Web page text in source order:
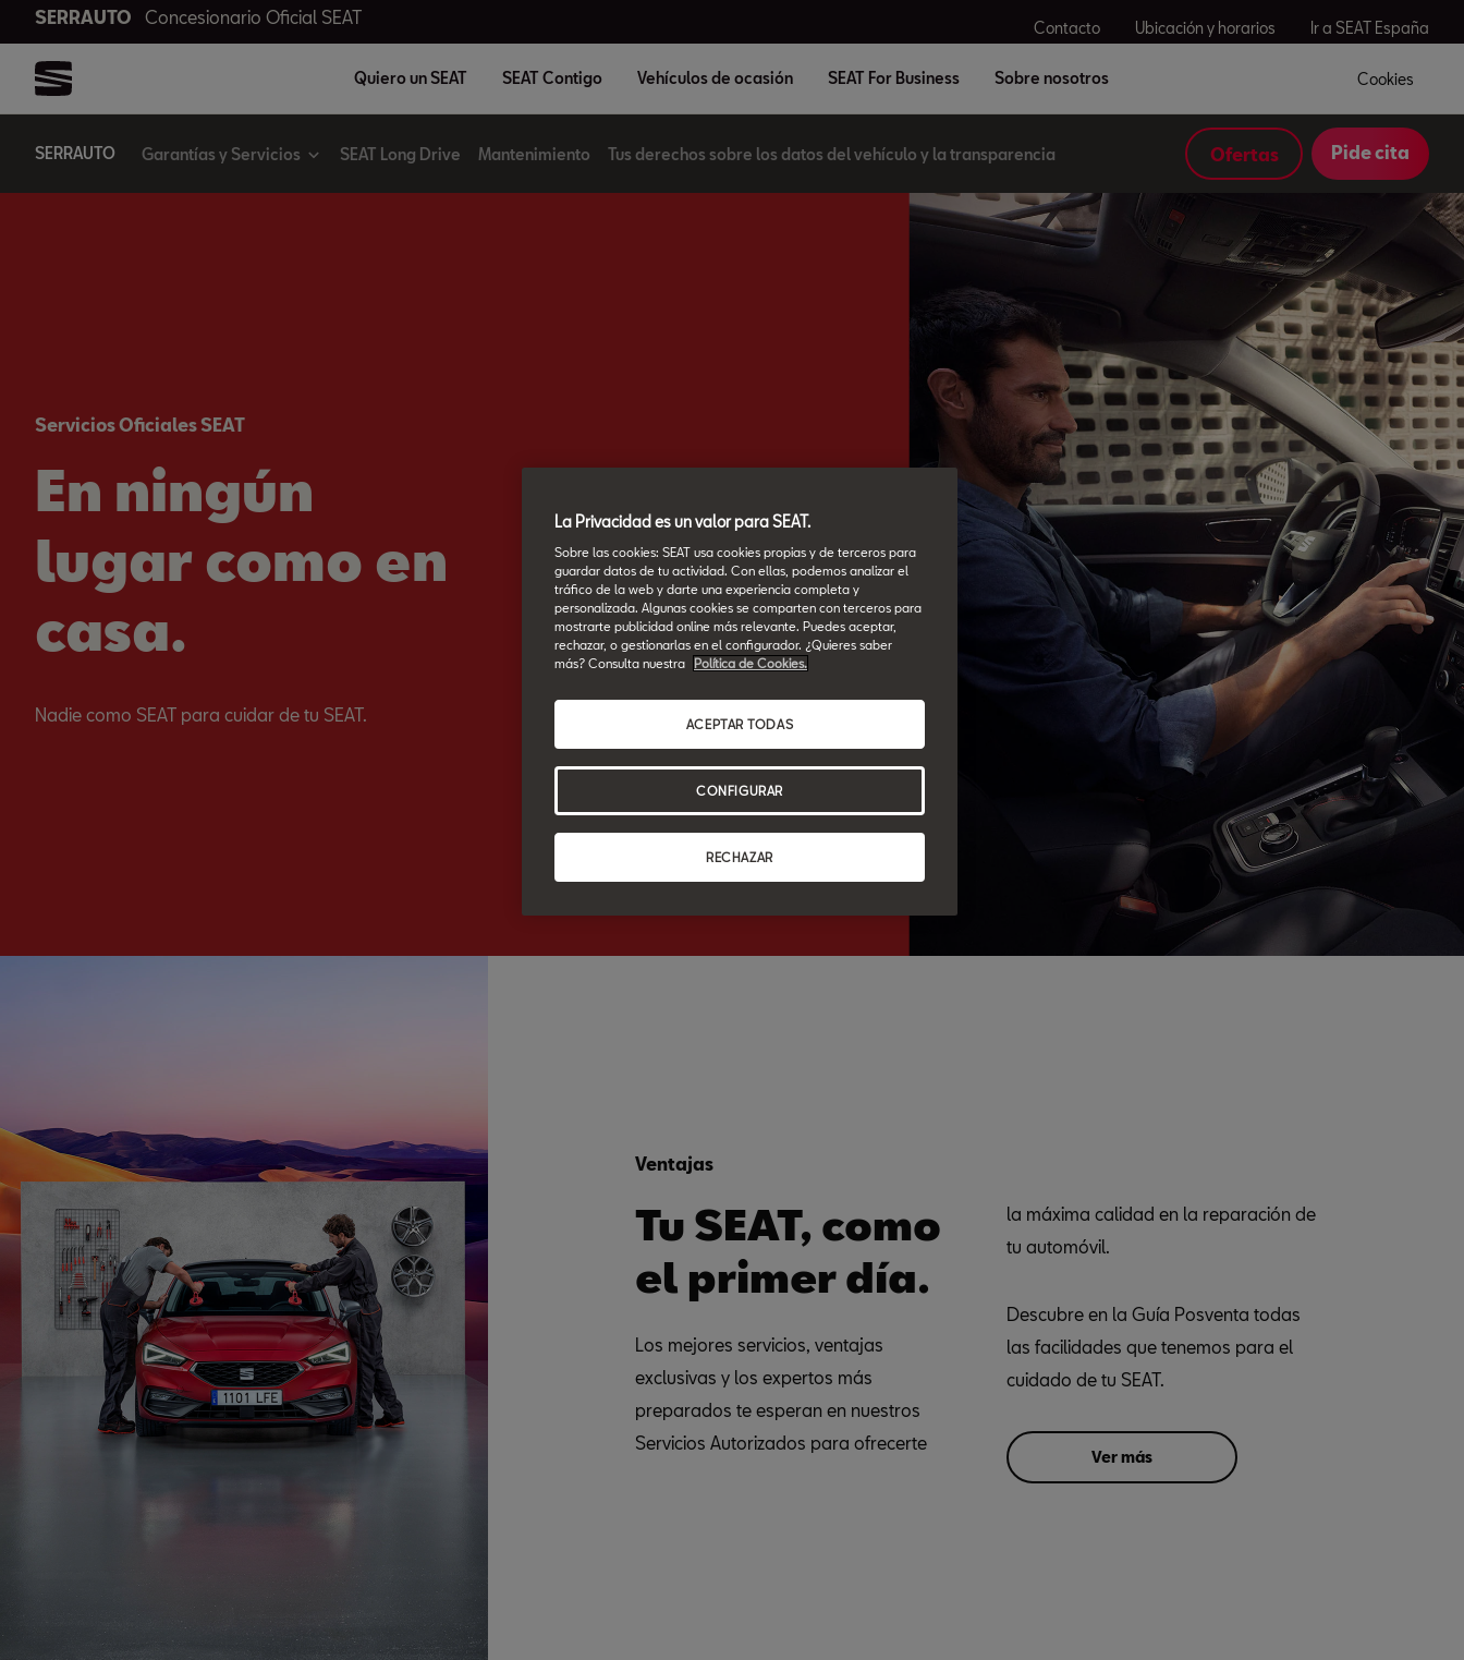
SERRAUTO Concesionario Oficial SEAT
Contacto Ubicación y horarios Ir a SEAT España
Quiero un SEAT SEAT Contigo Vehículos de ocasión SEAT For Business Sobre nosotros Cookies
SERRAUTO Garantías y Servicios SEAT Long Drive Mantenimiento Tus derechos sobre los datos del vehículo y la transparencia Ofertas Pide cita
Servicios Oficiales SEAT
En ningún
lugar como en
casa.
Nadie como SEAT para cuidar de tu SEAT.
Ventajas
Tu SEAT, como
el primer día.
Los mejores servicios, ventajas
exclusivas y los expertos más
preparados te esperan en nuestros
Servicios Autorizados para ofrecerte
la máxima calidad en la reparación de
tu automóvil.
Descubre en la Guía Posventa todas
las facilidades que tenemos para el
cuidado de tu SEAT.
Ver más
La Privacidad es un valor para SEAT.
Sobre las cookies: SEAT usa cookies propias y de terceros para
guardar datos de tu actividad. Con ellas, podemos analizar el
tráfico de la web y darte una experiencia completa y
personalizada. Algunas cookies se comparten con terceros para
mostrarte publicidad online más relevante. Puedes aceptar,
rechazar, o gestionarlas en el configurador. ¿Quieres saber
más? Consulta nuestra
Política de Cookies.
RECHAZAR
ACEPTAR TODAS
CONFIGURAR